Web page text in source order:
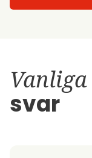
Vanliga
svar